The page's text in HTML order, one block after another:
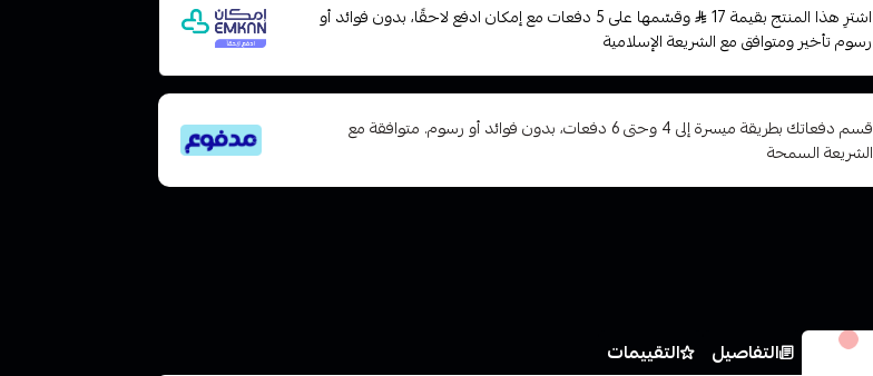
اشترِ هذا المنتج بقيمة 17
وقسّمها على 5 دفعات مع إمكان ادفع لاحقًا، بدون فوائد أو
رسوم تأخير ومتوافق مع الشريعة الإسلامية
قسم دفعاتك بطريقة ميسرة إلى 4 وحتى 6 دفعات، بدون فوائد أو رسوم. متوافقة مع
الشريعة السمحة
الخيارات التفاصيل التقييمات